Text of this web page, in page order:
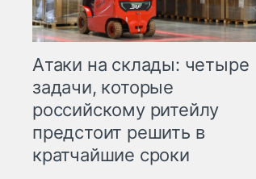
Атаки на склады: четыре
задачи, которые
российскому ритейлу
предстоит решить в
кратчайшие сроки